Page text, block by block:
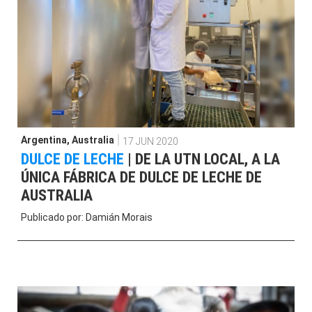
Argentina, Australia 17 JUN 2020
DULCE DE LECHE | DE LA UTN LOCAL, A LA
ÚNICA FÁBRICA DE DULCE DE LECHE DE
AUSTRALIA
Publicado por: Damián Morais